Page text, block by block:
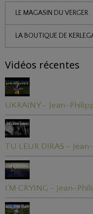
LE MAGASIN DU VERGER
LA BOUTIQUE DE
Vidéos récentes
UKRAINY - Jean-
TU LEUR DIRAS -
I'M CRYING - Jean-